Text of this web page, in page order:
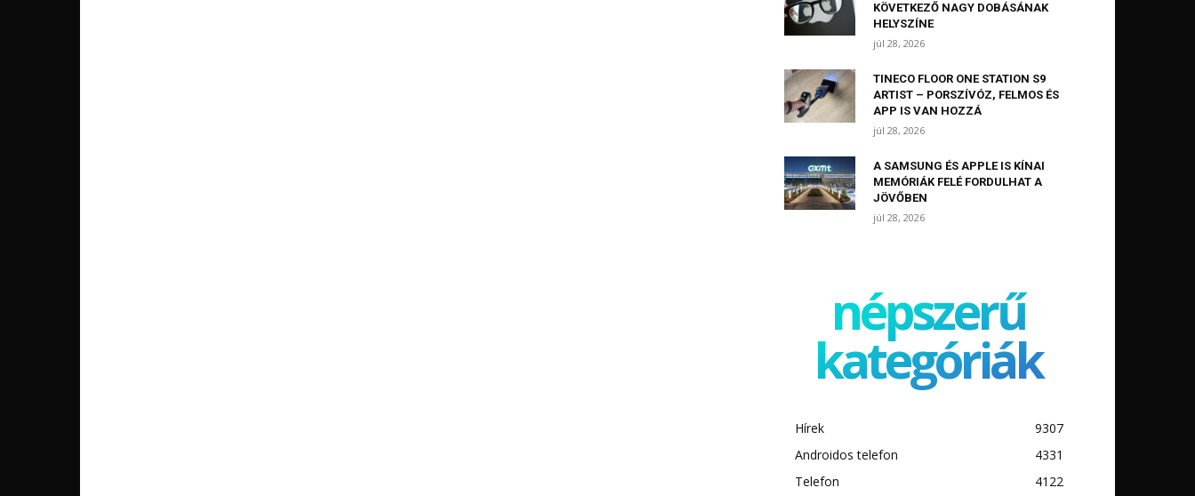
KÖVETKEZŐ NAGY DOBÁSÁNAK
HELYSZÍNE
júl 28, 2026
TINECO FLOOR ONE STATION S9
ARTIST – PORSZÍVÓZ, FELMOS ÉS
APP IS VAN HOZZÁ
júl 28, 2026
A SAMSUNG ÉS APPLE IS KÍNAI
MEMÓRIÁK FELÉ FORDULHAT A
JÖVŐBEN
júl 28, 2026
népszerű
kategóriák
Hírek
9307
Androidos telefon
4331
Telefon
4122